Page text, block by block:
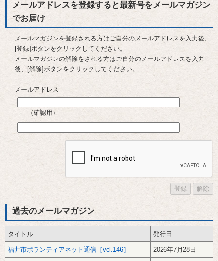
メールアドレスを登録すると最新号をメールマガジン
でお届け
メールマガジンを登録される方はご自分のメールアドレスを入力後、
[登録]ボタンをクリックしてください。
メールマガジンの解除をされる方はご自分のメールアドレスを入力
後、[解除]ボタンをクリックしてください。
メールアドレス
（確認用 ）
過去のメールマガジン
タイトル 発行日
福井市ボランティアネット通信［vol.146］ 2026年7月28日